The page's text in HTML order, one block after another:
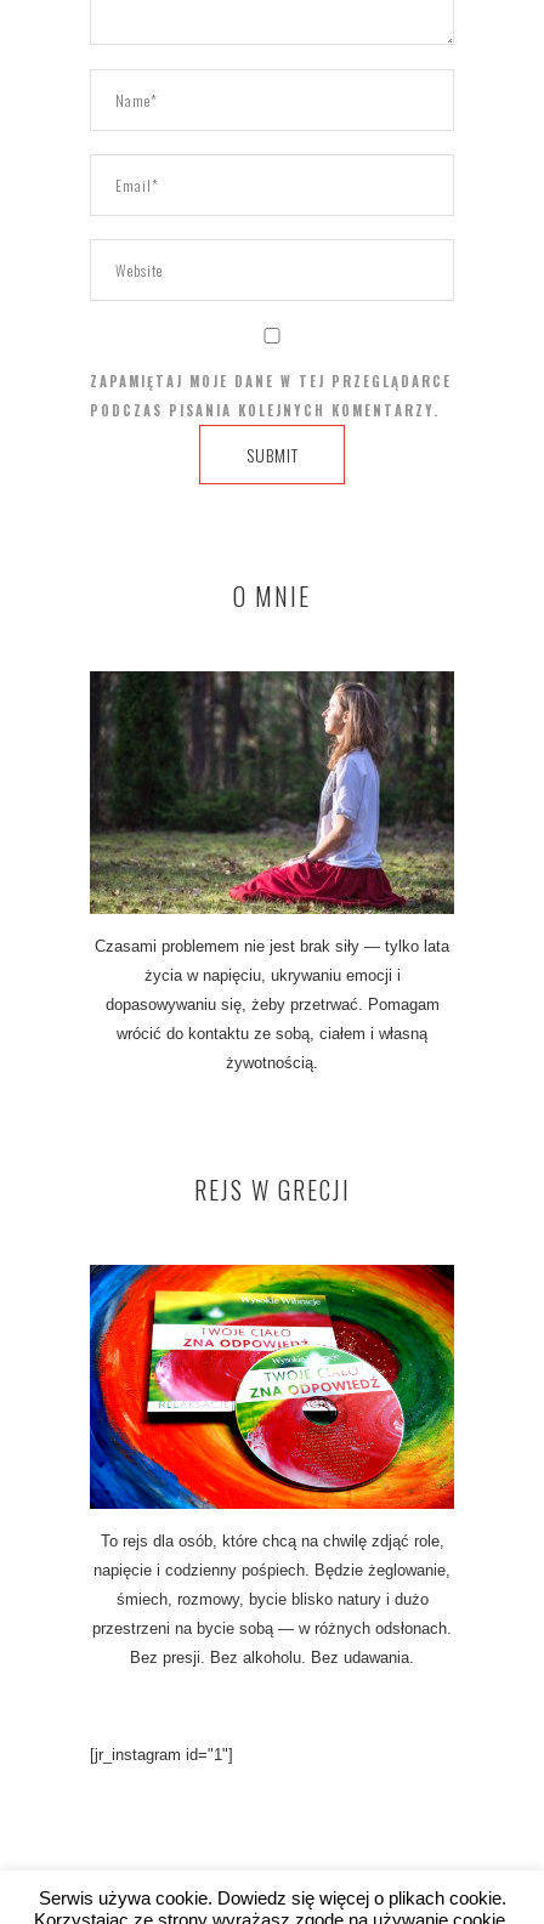
ZAPAMIĘTAJ MOJE DANE W TEJ PRZEGLĄDARCE
PODCZAS PISANIA KOLEJNYCH KOMENTARZY.
O MNIE
Czasami problemem nie jest brak siły — tylko lata
życia w napięciu, ukrywaniu emocji i
dopasowywaniu się, żeby przetrwać. Pomagam
wrócić do kontaktu ze sobą, ciałem i własną
żywotnością.
REJS W GRECJI
To rejs dla osób, które chcą na chwilę zdjąć role,
napięcie i codzienny pośpiech. Będzie żeglowanie,
śmiech, rozmowy, bycie blisko natury i dużo
przestrzeni na bycie sobą — w różnych odsłonach.
Bez presji. Bez alkoholu. Bez udawania.
[jr_instagram id="1"]
Serwis używa cookie. Dowiedz się więcej o plikach cookie.